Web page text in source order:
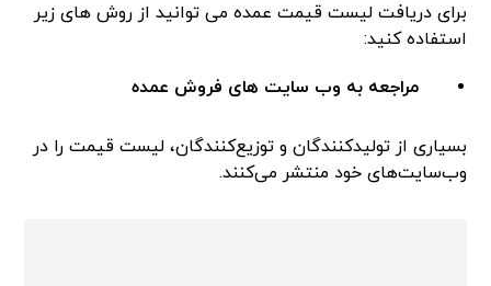
برای دریافت لیست قیمت عمده می توانید از روش های زیر
استفاده کنید:
مراجعه به وب سایت های فروش عمده
بسیاری از تولیدکنندگان و توزیع‌کنندگان، لیست قیمت را در
وب‌سایت‌های خود منتشر می‌کنند.